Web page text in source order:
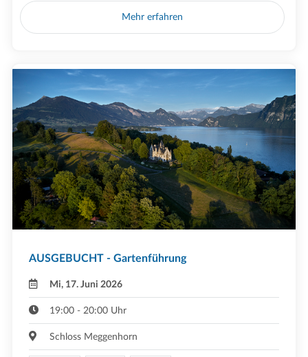
Mehr erfahren
AUSGEBUCHT - Gartenführung
Mi, 17. Juni 2026
19:00 - 20:00 Uhr
Schloss Meggenhorn